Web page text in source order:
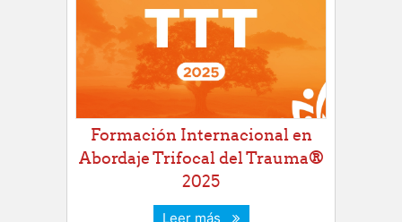
Formación Internacional en
Abordaje Trifocal del Trauma®
2025
Leer más